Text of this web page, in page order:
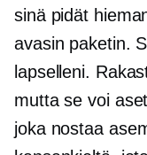
sinä pidät
avasin paketin.
lapselleni.
mutta se voi
joka nostaa